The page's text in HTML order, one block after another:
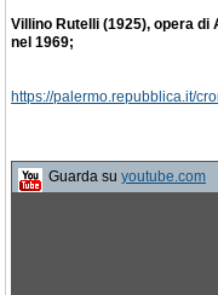
Villino Rutelli (1925), opera di
nel 1969;
https://palermo.repubblica.it/
Guarda su youtube.com